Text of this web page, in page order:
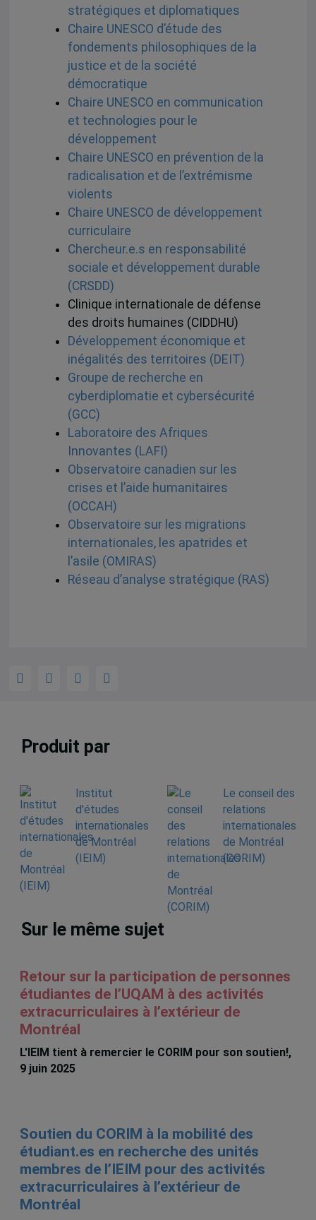
stratégiques et diplomatiques
Chaire UNESCO d’étude des
fondements philosophiques de la
justice et de la société
démocratique
Chaire UNESCO en communication
et technologies pour le
développement
Chaire UNESCO en prévention de la
radicalisation et de l’extrémisme
violents
Chaire UNESCO de développement
curriculaire
Chercheur.e.s en responsabilité
sociale et développement durable
(CRSDD)
Clinique internationale de défense
des droits humaines (CIDDHU)
Développement économique et
inégalités des territoires (DEIT)
Groupe de recherche en
cyberdiplomatie et cybersécurité
(GCC)
Laboratoire des Afriques
Innovantes (LAFI)
Observatoire canadien sur les
crises et l’aide humanitaires
(OCCAH)
Observatoire sur les migrations
internationales, les apatrides et
l’asile (OMIRAS)
Réseau d’analyse stratégique (RAS)
Produit par
Institut
d'études
internationales
de Montréal
(IEIM)
Le conseil des
relations
internationales
de Montréal
(CORIM)
Sur le même sujet
Retour sur la participation de personnes
étudiantes de l’UQAM à des activités
extracurriculaires à l’extérieur de
Montréal
L'IEIM tient à remercier le CORIM pour son soutien!,
9 juin 2025
Soutien du CORIM à la mobilité des
étudiant.es en recherche des unités
membres de l’IEIM pour des activités
extracurriculaires à l’extérieur de
Montréal